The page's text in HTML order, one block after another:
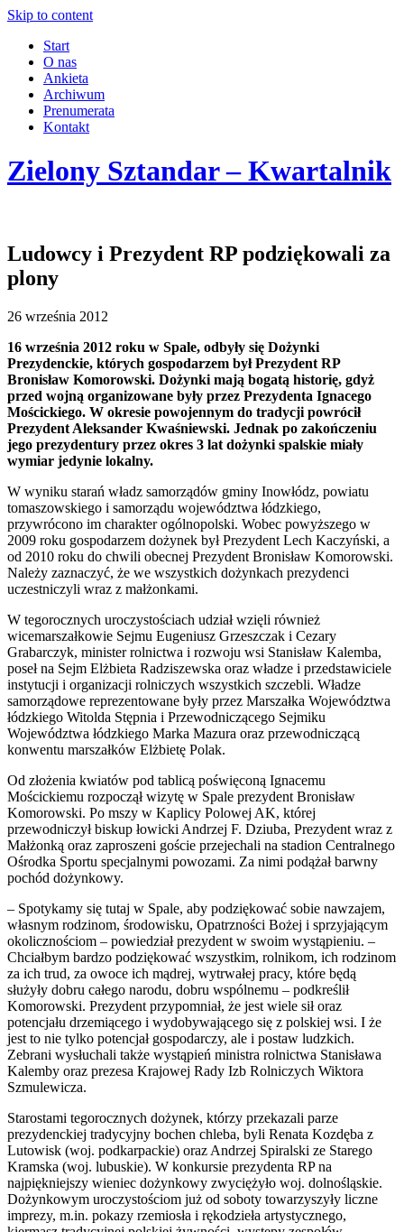
Skip to content
Start
O nas
Ankieta
Archiwum
Prenumerata
Kontakt
Zielony Sztandar – Kwartalnik
Ludowcy i Prezydent RP podziękowali za
plony
26 września 2012
16 września 2012 roku w Spale, odbyły się Dożynki
Prezydenckie, których gospodarzem był Prezydent RP
Bronisław Komorowski. Dożynki mają bogatą historię, gdyż
przed wojną organizowane były przez Prezydenta Ignacego
Mościckiego. W okresie powojennym do tradycji powrócił
Prezydent Aleksander Kwaśniewski. Jednak po zakończeniu
jego prezydentury przez okres 3 lat dożynki spalskie miały
wymiar jedynie lokalny.
W wyniku starań władz samorządów gminy Inowłódz, powiatu
tomaszowskiego i samorządu województwa łódzkiego,
przywrócono im charakter ogólnopolski. Wobec powyższego w
2009 roku gospodarzem dożynek był Prezydent Lech Kaczyński, a
od 2010 roku do chwili obecnej Prezydent Bronisław Komorowski.
Należy zaznaczyć, że we wszystkich dożynkach prezydenci
uczestniczyli wraz z małżonkami.
W tegorocznych uroczystościach udział wzięli również
wicemarszałkowie Sejmu Eugeniusz Grzeszczak i Cezary
Grabarczyk, minister rolnictwa i rozwoju wsi Stanisław Kalemba,
poseł na Sejm Elżbieta Radziszewska oraz władze i przedstawiciele
instytucji i organizacji rolniczych wszystkich szczebli. Władze
samorządowe reprezentowane były przez Marszałka Województwa
łódzkiego Witolda Stępnia i Przewodniczącego Sejmiku
Województwa łódzkiego Marka Mazura oraz przewodniczącą
konwentu marszałków Elżbietę Polak.
Od złożenia kwiatów pod tablicą poświęconą Ignacemu
Mościckiemu rozpoczął wizytę w Spale prezydent Bronisław
Komorowski. Po mszy w Kaplicy Polowej AK, której
przewodniczył biskup łowicki Andrzej F. Dziuba, Prezydent wraz z
Małżonką oraz zaproszeni goście przejechali na stadion Centralnego
Ośrodka Sportu specjalnymi powozami. Za nimi podążał barwny
pochód dożynkowy.
– Spotykamy się tutaj w Spale, aby podziękować sobie nawzajem,
własnym rodzinom, środowisku, Opatrzności Bożej i sprzyjającym
okolicznościom – powiedział prezydent w swoim wystąpieniu. –
Chciałbym bardzo podziękować wszystkim, rolnikom, ich rodzinom
za ich trud, za owoce ich mądrej, wytrwałej pracy, które będą
służyły dobru całego narodu, dobru wspólnemu – podkreślił
Komorowski. Prezydent przypomniał, że jest wiele sił oraz
potencjału drzemiącego i wydobywającego się z polskiej wsi. I że
jest to nie tylko potencjał gospodarczy, ale i postaw ludzkich.
Zebrani wysłuchali także wystąpień ministra rolnictwa Stanisława
Kalemby oraz prezesa Krajowej Rady Izb Rolniczych Wiktora
Szmulewicza.
Starostami tegorocznych dożynek, którzy przekazali parze
prezydenckiej tradycyjny bochen chleba, byli Renata Kozdęba z
Lutowisk (woj. podkarpackie) oraz Andrzej Spiralski ze Starego
Kramska (woj. lubuskie). W konkursie prezydenta RP na
najpiękniejszy wieniec dożynkowy zwyciężyło woj. dolnośląskie.
Dożynkowym uroczystościom już od soboty towarzyszyły liczne
imprezy, m.in. pokazy rzemiosła i rękodzieła artystycznego,